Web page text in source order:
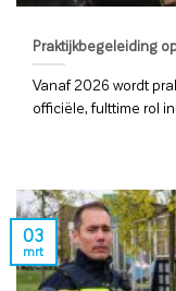
Praktijkbegeleiding
Vanaf 2026 wordt
officiële, fulttime rol
03
mrt